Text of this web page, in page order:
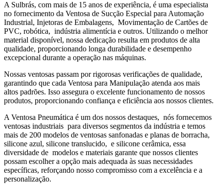
A Sulbrás, com mais de 15 anos de experiência, é uma especialista
no fornecimento da Ventosa de Sucção Especial para Automação
Industrial, Injetoras de Embalagens, Movimentação de Cartões de
PVC, robótica, indústria alimentícia e outros. Utilizando o melhor
material disponível, nossa dedicação resulta em produtos de alta
qualidade, proporcionando longa durabilidade e desempenho
excepcional durante a operação nas máquinas.
Nossas ventosas passam por rigorosas verificações de qualidade,
garantindo que cada Ventosa para Manipulação atenda aos mais
altos padrões. Isso assegura o excelente funcionamento de nossos
produtos, proporcionando confiança e eficiência aos nossos clientes.
A Ventosa Pneumática é um dos nossos destaques, nós fornecemos
ventosas industriais para diversos segmentos da indústria e temos
mais de 200 modelos de ventosas sanfonadas e planas de borracha,
silicone azul, silicone translucido, e silicone cerâmica, essa
diversidade de modelos e materiais garante que nossos clientes
possam escolher a opção mais adequada às suas necessidades
específicas, reforçando nosso compromisso com a excelência e a
personalização.